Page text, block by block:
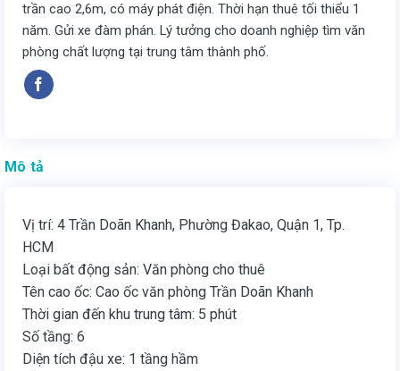
trần cao 2,6m, có máy phát điện. Thời hạn thuê tối thiểu 1
năm. Gửi xe đàm phán. Lý tưởng cho doanh nghiệp tìm văn
phòng chất lượng tại trung tâm thành phố.
Mô tả
Vị trí: 4 Trần Doãn Khanh, Phường Đakao, Quận 1, Tp.
HCM
Loại bất động sản: Văn phòng cho thuê
Tên cao ốc: Cao ốc văn phòng Trần Doãn Khanh
Thời gian đến khu trung tâm: 5 phút
Số tầng: 6
Diện tích đậu xe: 1 tầng hầm